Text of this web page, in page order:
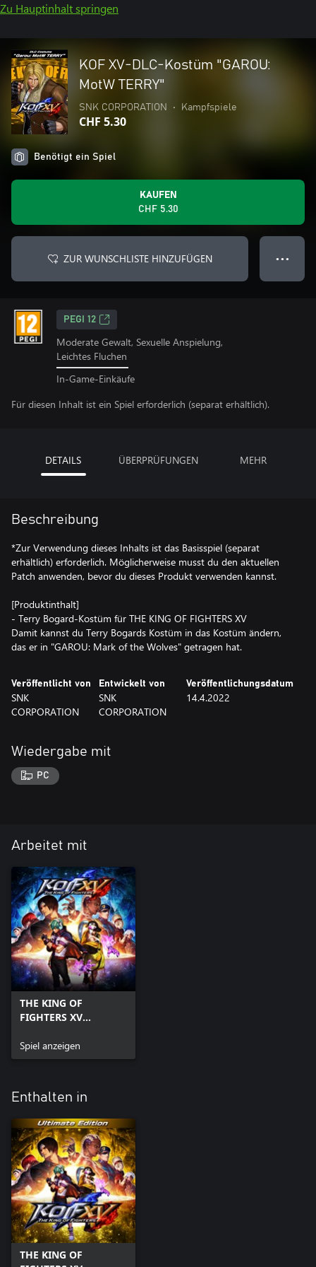
Zu Hauptinhalt springen
KOF XV-DLC-Kostüm "GAROU:
MotW TERRY"
SNK CORPORATION • Kampfspiele
CHF 5.30
Benötigt ein Spiel
KAUFEN
CHF 5.30
ZUR WUNSCHLISTE HINZUFÜGEN ● ● ●
PEGI 12
Moderate Gewalt, Sexuelle Anspielung,
Leichtes Fluchen
In-Game-Einkäufe
Für diesen Inhalt ist ein Spiel erforderlich (separat erhältlich).
DETAILS ÜBERPRÜFUNGEN MEHR
Beschreibung
*Zur Verwendung dieses Inhalts ist das Basisspiel (separat
erhältlich) erforderlich. Möglicherweise musst du den aktuellen
Patch anwenden, bevor du dieses Produkt verwenden kannst.
[Produktinthalt]
- Terry Bogard-Kostüm für THE KING OF FIGHTERS XV
Damit kannst du Terry Bogards Kostüm in das Kostüm ändern,
das er in "GAROU: Mark of the Wolves" getragen hat.
Veröffentlicht von
SNK
CORPORATION
Entwickelt von
SNK
CORPORATION
Veröffentlichungsdatum
14.4.2022
Wiedergabe mit
PC
Arbeitet mit
THE KING OF
FIGHTERS XV
Spiel anzeigen
Enthalten in
THE KING OF